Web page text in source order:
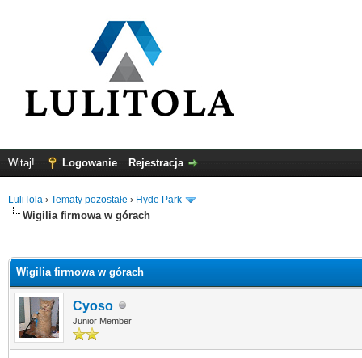
Witaj! Logowanie Rejestracja
LuliTola › Tematy pozostałe › Hyde Park
Wigilia firmowa w górach
Wigilia firmowa w górach
Cyoso
Junior Member